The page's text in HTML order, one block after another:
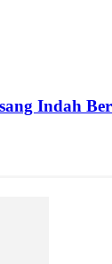
Indah